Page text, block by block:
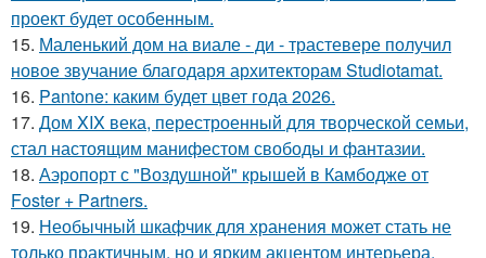
проект будет особенным.
15. Маленький дом на виале - ди - трастевере получил
новое звучание благодаря архитекторам Studiotamat.
16. Pantone: каким будет цвет года 2026.
17. Дом XIX века, перестроенный для творческой семьи,
стал настоящим манифестом свободы и фантазии.
18. Аэропорт с "Воздушной" крышей в Камбодже от
Foster + Partners.
19. Необычный шкафчик для хранения может стать не
только практичным, но и ярким акцентом интерьера.